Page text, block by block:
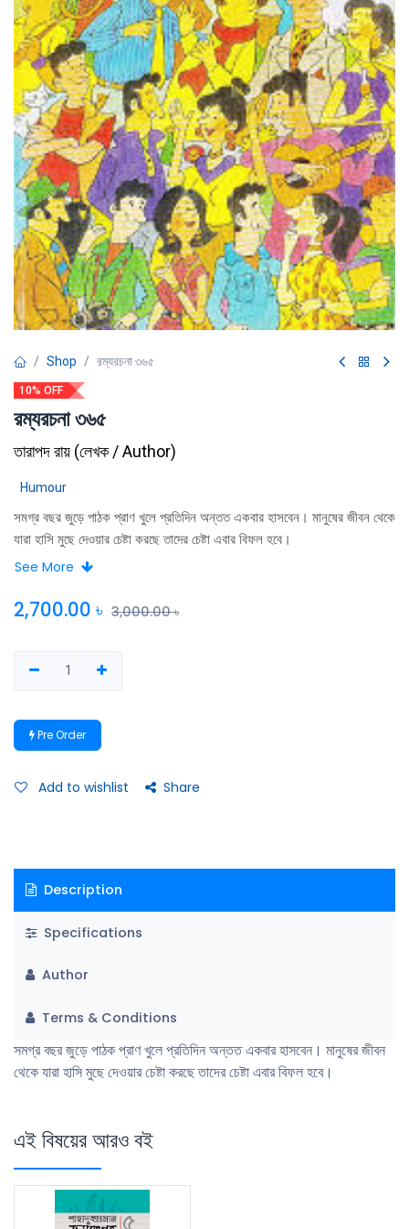
Shop রম্যরচনা ৩৬৫
10% OFF
রম্যরচনা ৩৬৫
তারাপদ রায় (লেখক / Author)
Humour
সমগ্র বছর জুড়ে পাঠক প্রাণ খুলে প্রতিদিন অন্তত একবার হাসবেন। মানুষের জীবন থেকে
যারা হাসি মুছে দেওয়ার চেষ্টা করছে তাদের চেষ্টা এবার বিফল হবে।
See More
2,700.00 ৳ 3,000.00৳
Pre Order
Add to wishlist Share
Description
Specifications
Author
Terms & Conditions
সমগ্র বছর জুড়ে পাঠক প্রাণ খুলে প্রতিদিন অন্তত একবার হাসবেন। মানুষের জীবন
থেকে যারা হাসি মুছে দেওয়ার চেষ্টা করছে তাদের চেষ্টা এবার বিফল হবে।
এই বিষয়ের আরও বই